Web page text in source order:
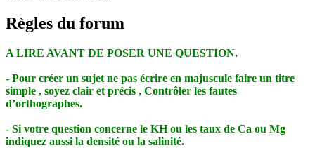
Règles du forum
A LIRE AVANT DE POSER UNE QUESTION.
- Pour créer un sujet ne pas écrire en majuscule faire un titre
simple , soyez clair et précis , Contrôler les fautes
d’orthographes.
- Si votre question concerne le KH ou les taux de Ca ou Mg
indiquez aussi la densité ou la salinité.